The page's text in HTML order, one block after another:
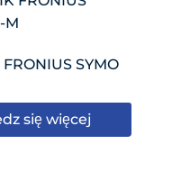
SYMO
się więcej